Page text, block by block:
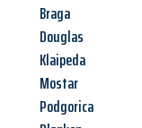
Braga
Douglas
Klaipeda
Mostar
Podgorica